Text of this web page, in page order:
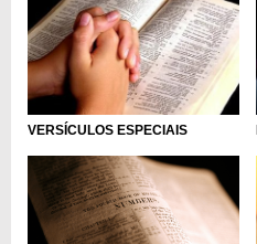
VERSÍCULOS ESPECIAIS